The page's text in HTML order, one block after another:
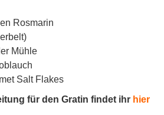
Rosmarin
Mühle
Salt Flakes
für den Gratin findet ihr hier